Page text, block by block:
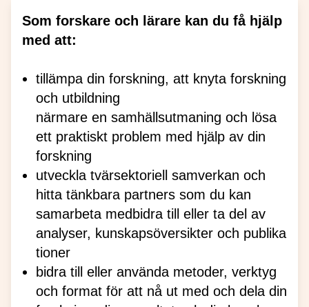
Som forskare och lärare kan du få hjälp
med att:
tillämpa din forskning, att knyta forskning
och utbildning
närmare en samhällsutmaning och lösa
ett praktiskt problem med hjälp av din
forskning
utveckla tvärsektoriell samverkan och
hitta tänkbara partners som du kan
samarbeta medbidra till eller ta del av
analyser, kunskapsöversikter och publika
tioner
bidra till eller använda metoder, verktyg
och format för att nå ut med och dela din